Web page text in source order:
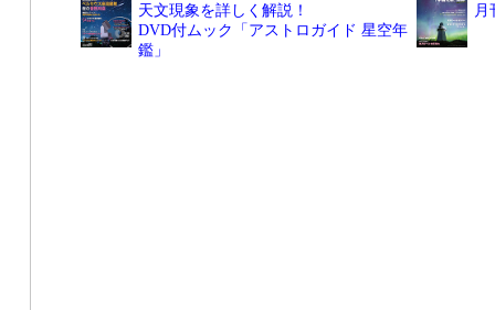
天文現象を詳しく解説！
DVD付ムック「アストロガイド 星空年
鑑」
月